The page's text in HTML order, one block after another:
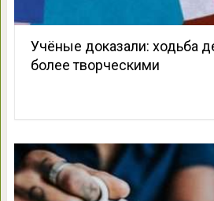
Учёные доказали: ходьба
более творческими